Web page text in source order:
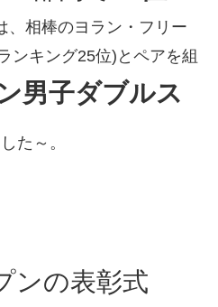
、相棒のヨラン・フリー
ンキング25位)とペアを組
男子ダブルス
た～。
ンの表彰式